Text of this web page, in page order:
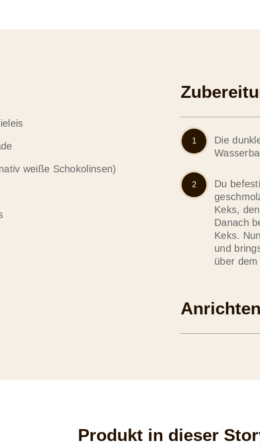
weiße Schokolinsen)
Die
Du
Keks,
Danach
Keks.
und
über
Produkt in dieser